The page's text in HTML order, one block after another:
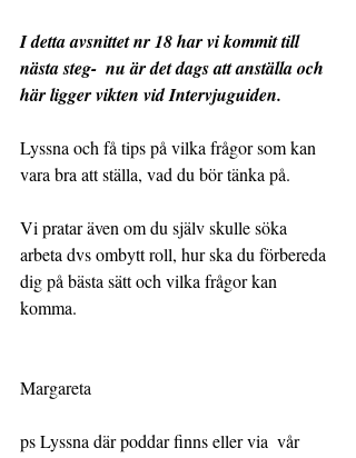
I detta avsnittet nr 18 har vi kommit till
nästa steg-  nu är det dags att anställa och
här ligger vikten vid Intervjuguiden.
Lyssna och få tips på vilka frågor som kan
vara bra att ställa, vad du bör tänka på.
Vi pratar även om du själv skulle söka
arbeta dvs ombytt roll, hur ska du förbereda
dig på bästa sätt och vilka frågor kan
komma.
Margareta
ps Lyssna där poddar finns eller via  vår